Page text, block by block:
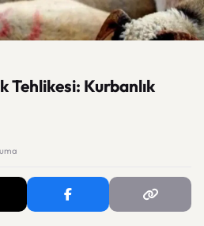
Tehlikesi: Kurbanlık